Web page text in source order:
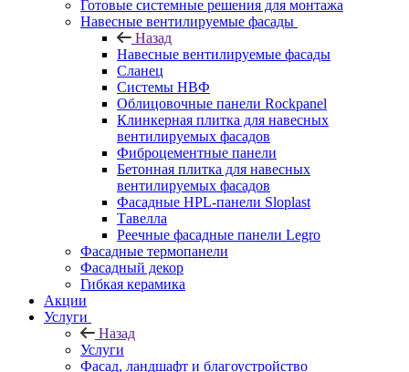
Готовые системные решения для монтажа
Навесные вентилируемые фасады
Назад
Навесные вентилируемые фасады
Сланец
Системы НВФ
Облицовочные панели Rockpanel
Клинкерная плитка для навесных
вентилируемых фасадов
Фиброцементные панели
Бетонная плитка для навесных
вентилируемых фасадов
Фасадные HPL-панели Sloplast
Тавелла
Реечные фасадные панели Legro
Фасадные термопанели
Фасадный декор
Гибкая керамика
Акции
Услуги
Назад
Услуги
Фасад, ландшафт и благоустройство